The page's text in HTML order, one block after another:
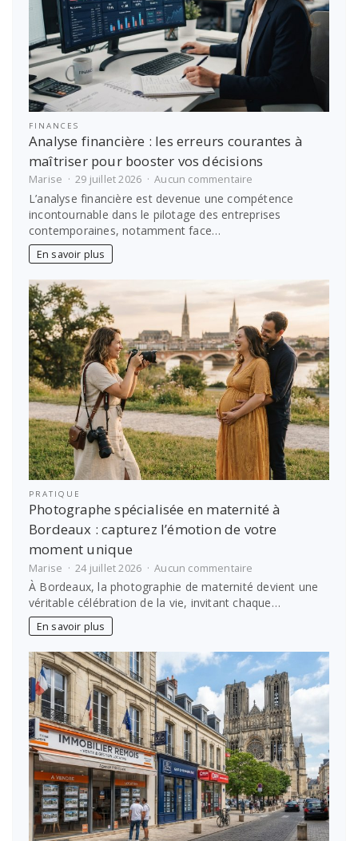
FINANCES
Analyse financière : les erreurs courantes à
maîtriser pour booster vos décisions
Marise 29 juillet 2026 Aucun commentaire
Analyse
financière
:
maîtriser
pour
booster
vos
décisions
L’analyse financière est devenue une compétence
incontournable dans le pilotage des entreprises
contemporaines, notamment face…
En savoir plus
PRATIQUE
Photographe spécialisée en maternité à
Bordeaux : capturez l’émotion de votre
moment unique
Marise 24 juillet 2026 Aucun commentaire
Photographe
spécialisée
en
Bordeaux
capturez
l’émotion
de
votre
moment
unique
À Bordeaux, la photographie de maternité devient une
véritable célébration de la vie, invitant chaque…
En savoir plus